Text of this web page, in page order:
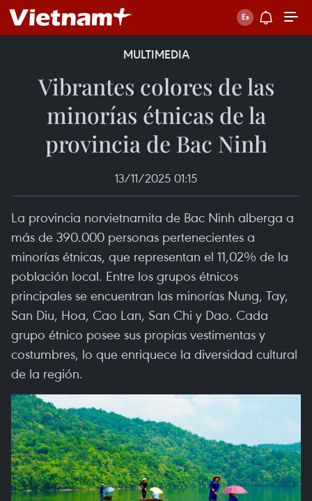
MULTIMEDIA
Vibrantes colores de las
minorías étnicas de la
provincia de Bac Ninh
13/11/2025 01:15
La provincia norvietnamita de Bac Ninh alberga a
más de 390.000 personas pertenecientes a
minorías étnicas, que representan el 11,02% de la
población local. Entre los grupos étnicos
principales se encuentran las minorías Nung, Tay,
San Diu, Hoa, Cao Lan, San Chi y Dao. Cada
grupo étnico posee sus propias vestimentas y
costumbres, lo que enriquece la diversidad cultural
de la región.